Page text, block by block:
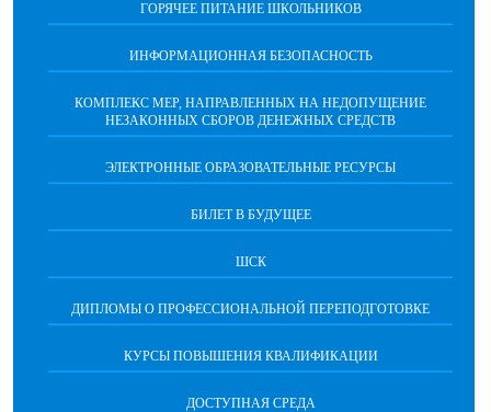
ГОРЯЧЕЕ ПИТАНИЕ ШКОЛЬНИКОВ
ИНФОРМАЦИОННАЯ БЕЗОПАСНОCТЬ
КОМПЛЕКС МЕР, НАПРАВЛЕННЫХ НА НЕДОПУЩЕНИЕ
НЕЗАКОННЫХ СБОРОВ ДЕНЕЖНЫХ СРЕДСТВ
ЭЛЕКТРОННЫЕ ОБРАЗОВАТЕЛЬНЫЕ РЕСУРСЫ
БИЛЕТ В БУДУЩЕЕ
ШСК
ДИПЛОМЫ О ПРОФЕССИОНАЛЬНОЙ ПЕРЕПОДГОТОВКЕ
КУРСЫ ПОВЫШЕНИЯ КВАЛИФИКАЦИИ
ДОСТУПНАЯ СРЕДА